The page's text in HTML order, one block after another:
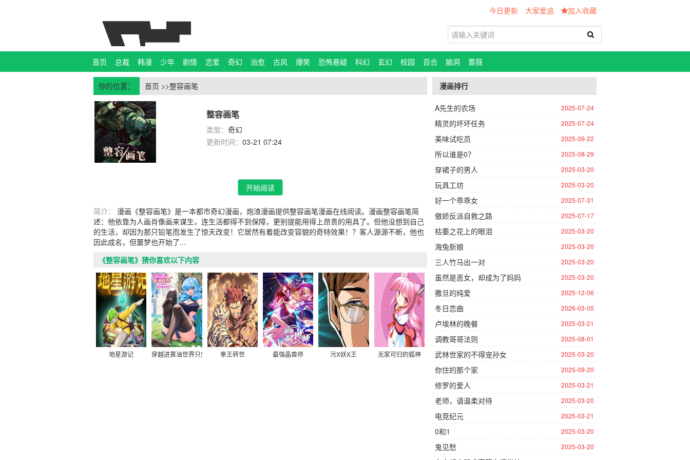
今日更新 大家爱追 加入收藏
首页 总裁 韩漫 少年 剧情 恋爱 奇幻 治愈 古风 爆笑 恐怖悬疑 科幻 玄幻 校园 百合 脑洞 蔷薇
你的位置： 首页 >>整容画笔
整容画笔
类型： 奇幻
更新时间： 03-21 07:24
开始阅读
简介：
漫画《整容画笔》是一本都市奇幻漫画，炮渣漫画提供整容画笔漫画在线阅读。漫画整容画笔简
述：他依靠为人画肖像画来谋生，连生活都得不到保障，更别提能用得上昂贵的用具了。但他没想到自己
的生活，却因为那只铅笔而发生了惊天改变！它居然有着能改变容貌的奇特效果！？客人源源不断，他也
因此成名，但噩梦也开始了...
《整容画笔》猜你喜欢以下内容
地星游记 穿越进黄油世界只想和魔物娘贴贴
拳王转世 最强晶兽师 污X妖X王 无家可归的狐神
漫画排行
2025-07-24
A先生的农场
2025-07-24
精灵的坏坏任务
2025-09-22
美味试吃员
2025-08-29
所以谁是0？
2025-03-20
穿裙子的男人
2025-03-20
玩具工坊
2025-07-31
好一个乖乖女
2025-07-17
傲娇反派自救之路
2025-03-20
枯萎之花上的眼泪
2025-03-20
海兔新娘
2025-03-20
三人竹马出一对
2025-03-20
虽然是恶女，却成为了妈妈
2025-12-06
撒旦的纯爱
2026-03-05
冬日恋曲
2025-03-21
卢埃林的晚餐
2025-08-01
调教哥哥法则
2025-03-20
武林世家的不得宠孙女
2025-09-20
你住的那个家
2025-03-21
修罗的爱人
2025-03-20
老师，请温柔对待
2025-03-21
电竞纪元
2025-03-20
0和1
2025-03-20
鬼见愁